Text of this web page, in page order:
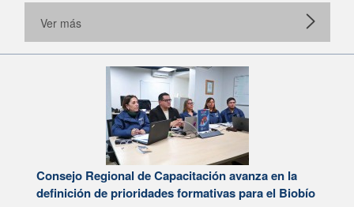
Ver más
Consejo Regional de Capacitación avanza en la
definición de prioridades formativas para el Biobío